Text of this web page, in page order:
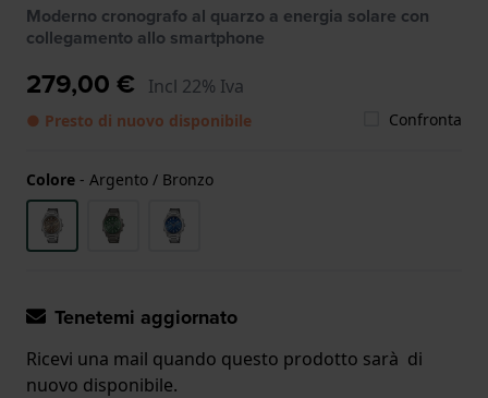
Moderno cronografo al quarzo a energia solare con
collegamento allo smartphone
279,00 € Incl 22% Iva
● Presto di nuovo disponibile Confronta
Colore - Argento / Bronzo
Tenetemi aggiornato
Ricevi una mail quando questo prodotto sarà di
nuovo disponibile.